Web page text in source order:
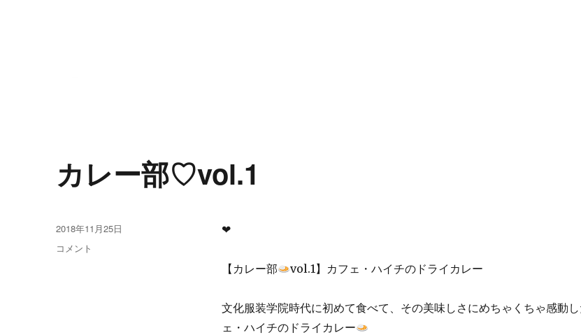
news・
journal
カレー部♡vol.1
❤︎
【カレー部 vol.1】カフェ・ハイチのドライカレー
文化服装学院時代に初めて食べて、その美味しさにめちゃくちゃ感動
ェ・ハイチのドライカレー
投
日:
2018年11月25日
カ
コメント